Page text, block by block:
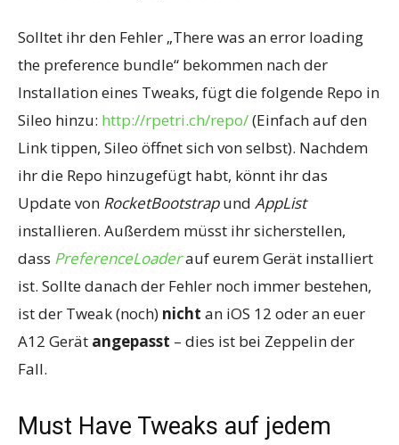
Solltet ihr den Fehler „There was an error loading
the preference bundle“ bekommen nach der
Installation eines Tweaks, fügt die folgende Repo in
Sileo hinzu: http://rpetri.ch/repo/(Einfach auf den
Link tippen, Sileo öffnet sich von selbst). Nachdem
ihr die Repo hinzugefügt habt, könnt ihr das
Update von RocketBootstrapund AppList
installieren. Außerdem müsst ihr sicherstellen,
dass PreferenceLoaderauf eurem Gerät installiert
ist. Sollte danach der Fehler noch immer bestehen,
ist der Tweak (noch) nicht an iOS 12 oder an euer
A12 Gerät angepasst – dies ist bei Zeppelin der
Fall.
Must Have Tweaks auf jedem